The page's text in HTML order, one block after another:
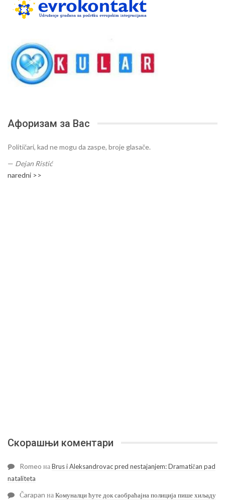
Афоризам за Вас
Političari, kad ne mogu da zaspe, broje glasače.
— Dejan Ristić
naredni >>
Скорашњи коментари
Romeo наBrus i Aleksandrovac pred nestajanjem: Dramatičan pad
nataliteta
Čarapan наКомуналци ћуте док саобраћајна полиција пише хиљаду